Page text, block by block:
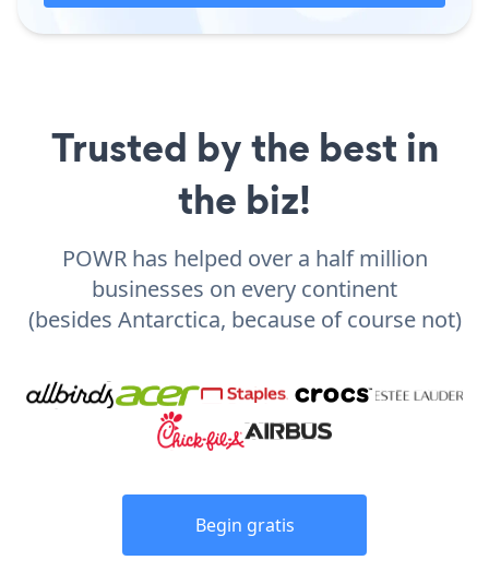
Trusted by the best in
the biz!
POWR has helped over a half million
businesses on every continent
(besides Antarctica, because of course not)
Begin gratis